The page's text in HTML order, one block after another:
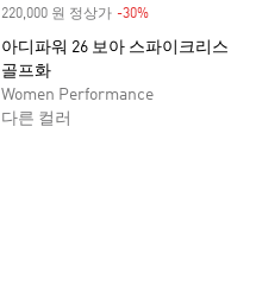
220,000 원 정상가 -30%
아디파워 26 보아 스파이크리스
골프화
Women Performance
다른 컬러